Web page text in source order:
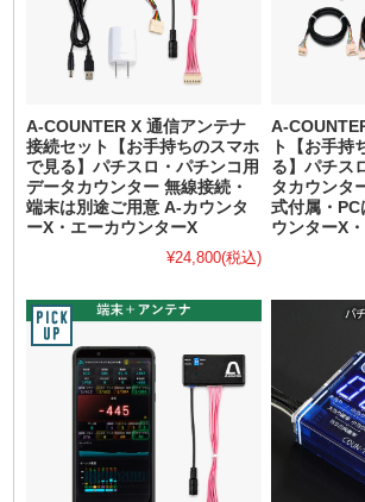
A-COUNTER X 通信アンテナ
接続セット【お手持ちのスマホ
で見る】パチスロ・パチンコ用
データカウンター 無線接続・
端末は別途ご用意 A-カウンタ
ーX・エーカウンターX
¥24,800(税込)
A-
ト【お手持
る】パチス
タカウンタ
式付属・
ウンターX